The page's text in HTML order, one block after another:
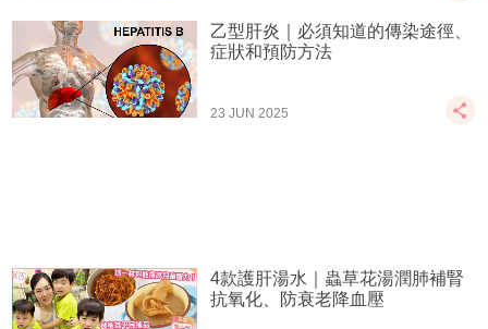
乙型肝炎｜必須知道的傳染途徑、
症狀和預防方法
23 JUN 2025
4款護肝湯水｜蟲草花湯潤肺補腎
抗氧化、防衰老降血壓